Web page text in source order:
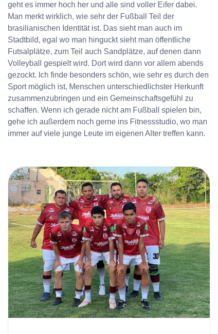
geht es immer hoch her und alle sind voller Eifer dabei.
Man merkt wirklich, wie sehr der Fußball Teil der
brasilianischen Identität ist. Das sieht man auch im
Stadtbild, egal wo man hinguckt sieht man öffentliche
Futsalplätze, zum Teil auch Sandplätze, auf denen dann
Volleyball gespielt wird. Dort wird dann vor allem abends
gezockt. Ich finde besonders schön, wie sehr es durch den
Sport möglich ist, Menschen unterschiedlichster Herkunft
zusammenzubringen und ein Gemeinschaftsgefühl zu
schaffen. Wenn ich gerade nicht am Fußball spielen bin,
gehe ich außerdem noch gerne ins Fitnessstudio, wo man
immer auf viele junge Leute im eigenen Alter treffen kann.